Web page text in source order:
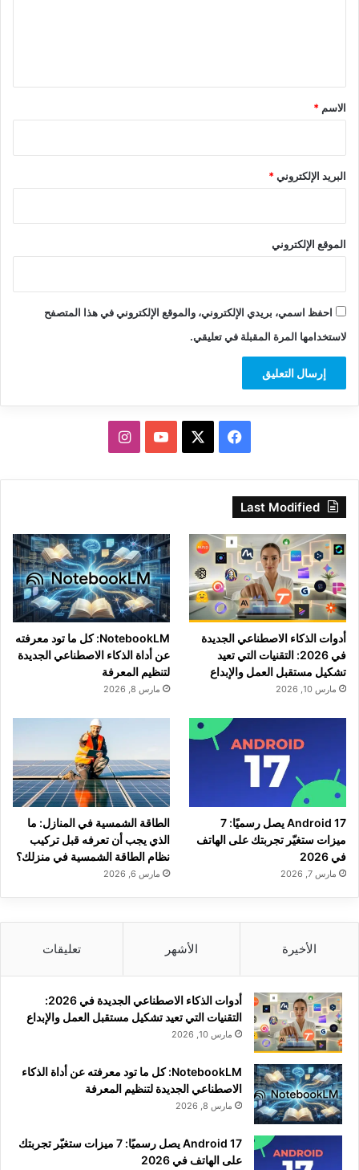
*
الاسم *
البريد الإلكتروني*
الموقع الإلكتروني
احفظ اسمي، بريدي الإلكتروني، والموقع الإلكتروني في هذا المتصفح
لاستخدامها المرة المقبلة في تعليقي.
فيسبوك ‫YouTubeانستقرام
Last Modified
أدوات الذكاء الاصطناعي الجديدة
في 2026: التقنيات التي تعيد
تشكيل مستقبل العمل والإبداع
مارس 10, 2026
NotebookLM: كل ما تود معرفته
عن أداة الذكاء الاصطناعي الجديدة
لتنظيم المعرفة
مارس 8, 2026
Android 17 يصل رسميًا: 7
ميزات ستغيّر تجربتك على الهاتف
في 2026
مارس 7, 2026
الطاقة الشمسية في المنازل: ما
الذي يجب أن تعرفه قبل تركيب
نظام الطاقة الشمسية في منزلك؟
مارس 6, 2026
الأخيرة الأشهر تعليقات
أدوات الذكاء الاصطناعي الجديدة في 2026:
التقنيات التي تعيد تشكيل مستقبل العمل والإبداع
مارس 10, 2026
NotebookLM: كل ما تود معرفته عن أداة الذكاء
الاصطناعي الجديدة لتنظيم المعرفة
مارس 8, 2026
Android 17 يصل رسميًا: 7 ميزات ستغيّر تجربتك
على الهاتف في 2026